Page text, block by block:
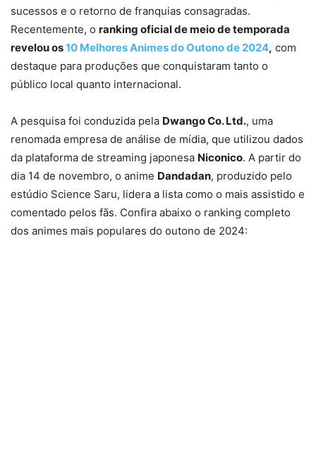
sucessos e o retorno de franquias consagradas.
Recentemente, o ranking oficial de meio de temporada
revelou os10 Melhores Animes do Outono de 2024, com
destaque para produções que conquistaram tanto o
público local quanto internacional.
A pesquisa foi conduzida pela Dwango Co. Ltd., uma
renomada empresa de análise de mídia, que utilizou dados
da plataforma de streaming japonesa Niconico. A partir do
dia 14 de novembro, o anime Dandadan, produzido pelo
estúdio Science Saru, lidera a lista como o mais assistido e
comentado pelos fãs. Confira abaixo o ranking completo
dos animes mais populares do outono de 2024: